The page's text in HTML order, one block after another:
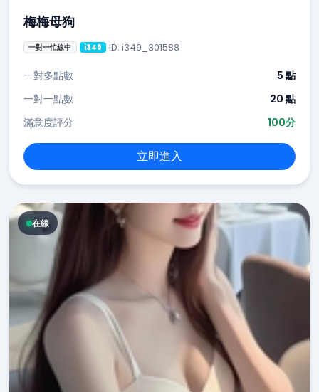
梅梅母狗
一對一忙線中 i349 ID: i349_301588
一對多點數
5 點
一對一點數
20 點
滿意度評分
100分
立即進入
在線